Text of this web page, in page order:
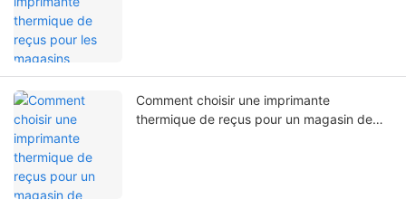
Comment choisir une imprimante
thermique de reçus pour un magasin de